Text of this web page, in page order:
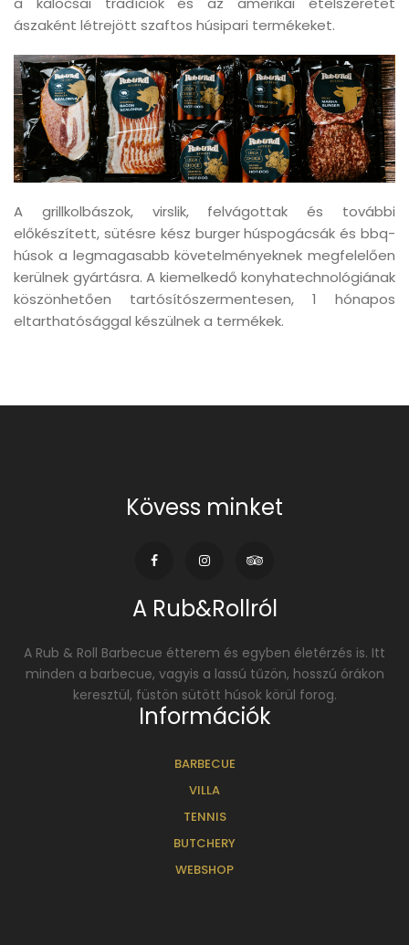
ászaként létrejött szaftos húsipari termékeket.
A grillkolbászok, virslik, felvágottak és további
előkészített, sütésre kész burger húspogácsák és bbq-
húsok a legmagasabb követelményeknek megfelelően
kerülnek gyártásra. A kiemelkedő konyhatechnológiának
köszönhetően tartósítószermentesen, 1 hónapos
eltarthatósággal készülnek a termékek.
Kövess minket
A Rub&Rollról
A Rub & Roll Barbecue étterem és egyben életérzés is. Itt
minden a barbecue, vagyis a lassú tűzön, hosszú órákon
keresztül, füstön sütött húsok körül forog.
Információk
BARBECUE
VILLA
TENNIS
BUTCHERY
WEBSHOP